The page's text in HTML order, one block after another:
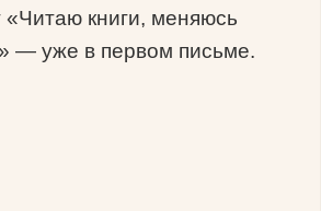
«Читаю книги, меняюсь
— уже в первом письме.